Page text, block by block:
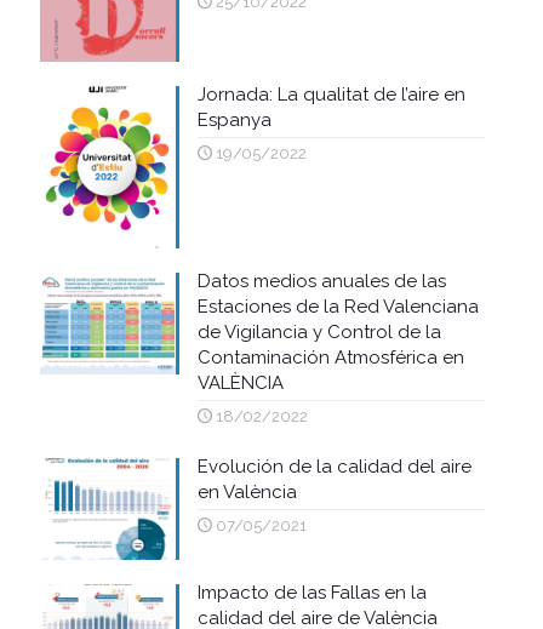
Jornada: La qualitat de l’aire en
Espanya
19/05/2022
Datos medios anuales de las
Estaciones de la Red Valenciana
de Vigilancia y Control de la
Contaminación Atmosférica en
VALÈNCIA
18/02/2022
Evolución de la calidad del aire
en València
07/05/2021
Impacto de las Fallas en la
calidad del aire de València